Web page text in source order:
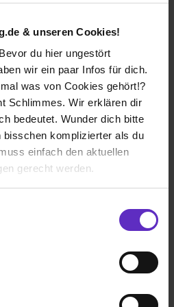
& unseren Cookies!
du hier ungestört
wir ein paar Infos für dich.
was von Cookies gehört!?
Schlimmes. Wir erklären dir
bedeutet. Wunder dich bitte
bisschen komplizierter als du
einfach den aktuellen
gerecht werden.
Einstellungen zu
um
Adresse, Geburtsdatum
Erfahrung
oder ehrenamtliche
falls
Schulzeugnisse
falls vorhanden
zu beachten?